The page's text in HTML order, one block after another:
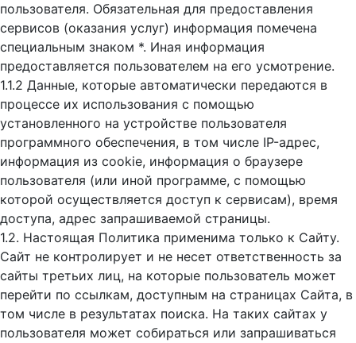
пользователя. Обязательная для предоставления
сервисов (оказания услуг) информация помечена
специальным знаком *. Иная информация
предоставляется пользователем на его усмотрение.
1.1.2 Данные, которые автоматически передаются в
процессе их использования с помощью
установленного на устройстве пользователя
программного обеспечения, в том числе IP-адрес,
информация из cookie, информация о браузере
пользователя (или иной программе, с помощью
которой осуществляется доступ к cервисам), время
доступа, адрес запрашиваемой страницы.
1.2. Настоящая Политика применима только к Сайту.
Сайт не контролирует и не несет ответственность за
сайты третьих лиц, на которые пользователь может
перейти по ссылкам, доступным на страницах Сайта, в
том числе в результатах поиска. На таких сайтах у
пользователя может собираться или запрашиваться